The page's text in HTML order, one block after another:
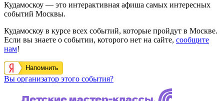
Кудамоскоу — это интерактивная афиша самых интересных
событий Москвы.
Кудамоскоу в курсе всех событий, которые пройдут в Москве.
Если вы знаете о событии, которого нет на сайте, сообщите
нам!
Напомнить
Вы организатор этого события?